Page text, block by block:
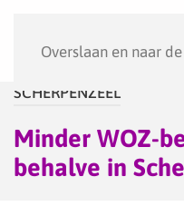
Overslaan en naar
SCHERPENZEEL
Minder WOZ-
behalve in